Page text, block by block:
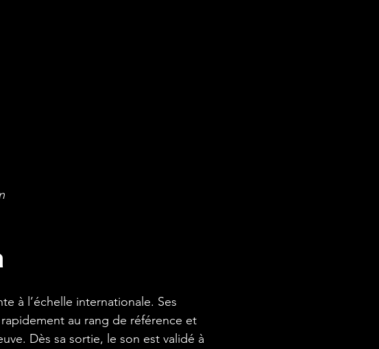
à l’échelle internationale. Ses
au rang de référence et
Dès sa sortie, le son est validé à